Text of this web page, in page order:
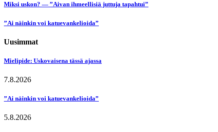
Miksi uskon? — ”Aivan ihmeellisiä juttuja tapahtui”
”Ai näinkin voi katuevankelioida”
Uusimmat
Mielipide: Uskovaisena tässä ajassa
7.8.2026
”Ai näinkin voi katuevankelioida”
5.8.2026